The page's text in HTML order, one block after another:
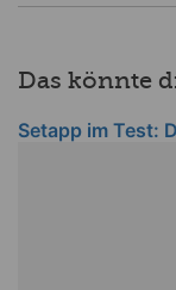
Das könnte
Setapp im Test: